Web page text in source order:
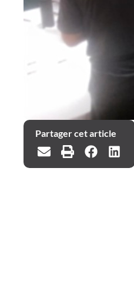
Partager cet article